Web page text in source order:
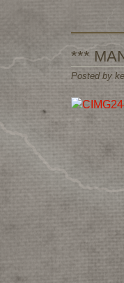
***
Posted by